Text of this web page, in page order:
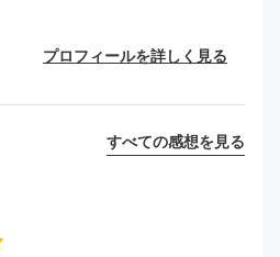
プロフィールを詳しく見る
すべての感想を見る